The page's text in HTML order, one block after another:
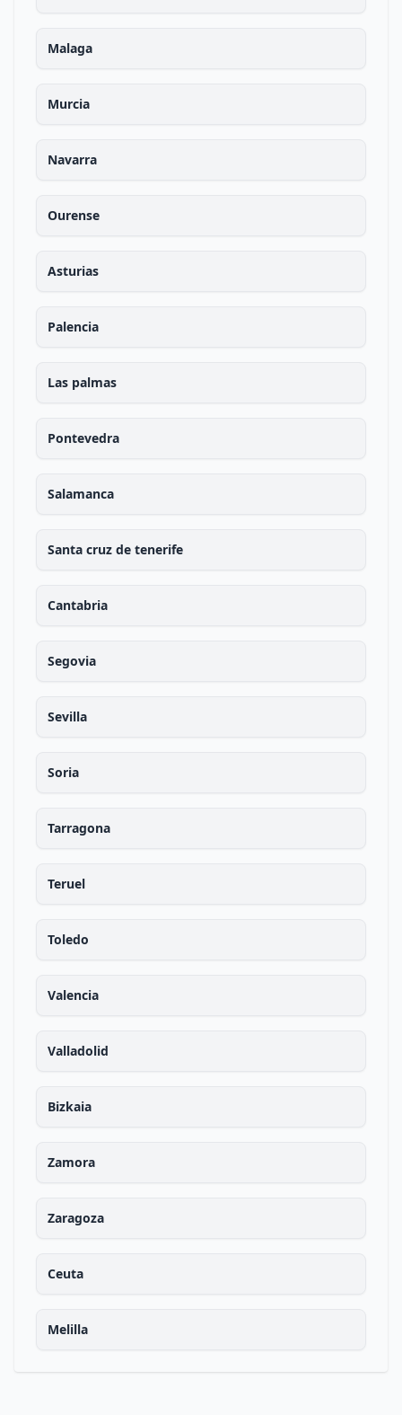
Malaga
Murcia
Navarra
Ourense
Asturias
Palencia
Las palmas
Pontevedra
Salamanca
Santa cruz de tenerife
Cantabria
Segovia
Sevilla
Soria
Tarragona
Teruel
Toledo
Valencia
Valladolid
Bizkaia
Zamora
Zaragoza
Ceuta
Melilla